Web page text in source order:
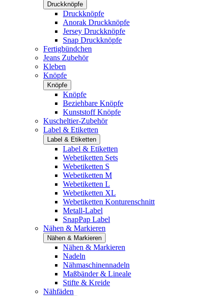
Druckknöpfe
Druckknöpfe
Anorak Druckknöpfe
Jersey Druckknöpfe
Snap Druckknöpfe
Fertigbündchen
Jeans Zubehör
Kleben
Knöpfe
Knöpfe
Knöpfe
Beziehbare Knöpfe
Kunststoff Knöpfe
Kuscheltier-Zubehör
Label & Etiketten
Label & Etiketten
Label & Etiketten
Webetiketten Sets
Webetiketten S
Webetiketten M
Webetiketten L
Webetiketten XL
Webetiketten Konturenschnitt
Metall-Label
SnapPap Label
Nähen & Markieren
Nähen & Markieren
Nähen & Markieren
Nadeln
Nähmaschinennadeln
Maßbänder & Lineale
Stifte & Kreide
Nähfäden